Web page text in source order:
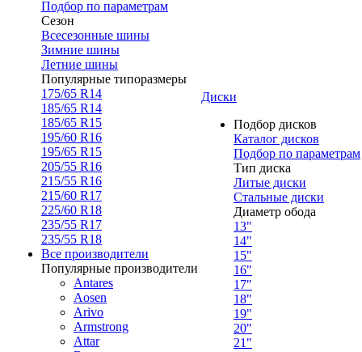
Подбор по параметрам
Сезон
Всесезонные шины
Зимние шины
Летние шины
Популярные типоразмеры
175/65 R14
185/65 R14
185/65 R15
195/60 R16
195/65 R15
205/55 R16
215/55 R16
215/60 R17
225/60 R18
235/55 R17
235/55 R18
Все производители
Популярные производители
Antares
Aosen
Arivo
Armstrong
Attar
Диски
Подбор дисков
Каталог дисков
Подбор по параметрам
Тип диска
Литые диски
Стальные диски
Диаметр обода
13"
14"
15"
16"
17"
18"
19"
20"
21"